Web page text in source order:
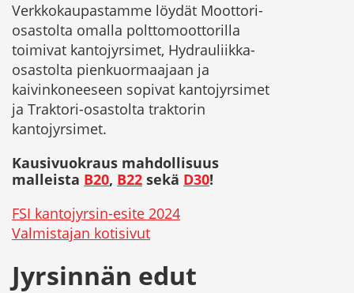
Verkkokaupastamme löydät Moottori-
osastolta omalla polttomoottorilla
toimivat kantojyrsimet, Hydrauliikka-
osastolta pienkuormaajaan ja
kaivinkoneeseen sopivat kantojyrsimet
ja Traktori-osastolta traktorin
kantojyrsimet.
Kausivuokraus mahdollisuus
malleista B20, B22 sekä D30!
FSI kantojyrsin-esite 2024
Valmistajan kotisivut
Jyrsinnän edut